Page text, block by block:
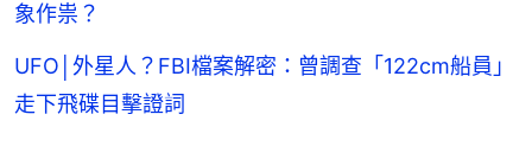
象作祟？
UFO│外星人？FBI檔案解密：曾調查「122cm船員」
走下飛碟目擊證詞